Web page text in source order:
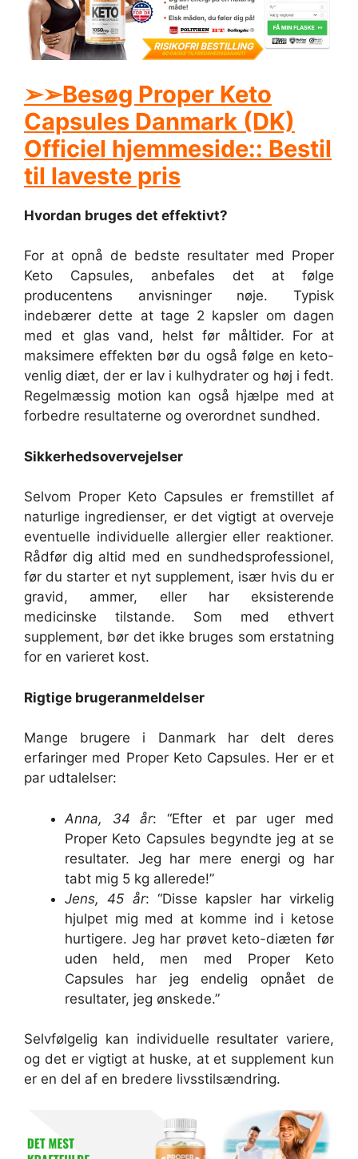
➢➢Besøg Proper Keto
Capsules Danmark (DK)
Officiel hjemmeside:: Bestil
til laveste pris
Hvordan bruges det effektivt?
For at opnå de bedste resultater med Proper
Keto Capsules, anbefales det at følge
producentens anvisninger nøje. Typisk
indebærer dette at tage 2 kapsler om dagen
med et glas vand, helst før måltider. For at
maksimere effekten bør du også følge en keto-
venlig diæt, der er lav i kulhydrater og høj i fedt.
Regelmæssig motion kan også hjælpe med at
forbedre resultaterne og overordnet sundhed.
Sikkerhedsovervejelser
Selvom Proper Keto Capsules er fremstillet af
naturlige ingredienser, er det vigtigt at overveje
eventuelle individuelle allergier eller reaktioner.
Rådfør dig altid med en sundhedsprofessionel,
før du starter et nyt supplement, især hvis du er
gravid, ammer, eller har eksisterende
medicinske tilstande. Som med ethvert
supplement, bør det ikke bruges som erstatning
for en varieret kost.
Rigtige brugeranmeldelser
Mange brugere i Danmark har delt deres
erfaringer med Proper Keto Capsules. Her er et
par udtalelser:
Anna, 34 år: “Efter et par uger med
Proper Keto Capsules begyndte jeg at se
resultater. Jeg har mere energi og har
tabt mig 5 kg allerede!”
Jens, 45 år: “Disse kapsler har virkelig
hjulpet mig med at komme ind i ketose
hurtigere. Jeg har prøvet keto-diæten før
uden held, men med Proper Keto
Capsules har jeg endelig opnået de
resultater, jeg ønskede.”
Selvfølgelig kan individuelle resultater variere,
og det er vigtigt at huske, at et supplement kun
er en del af en bredere livsstilsændring.